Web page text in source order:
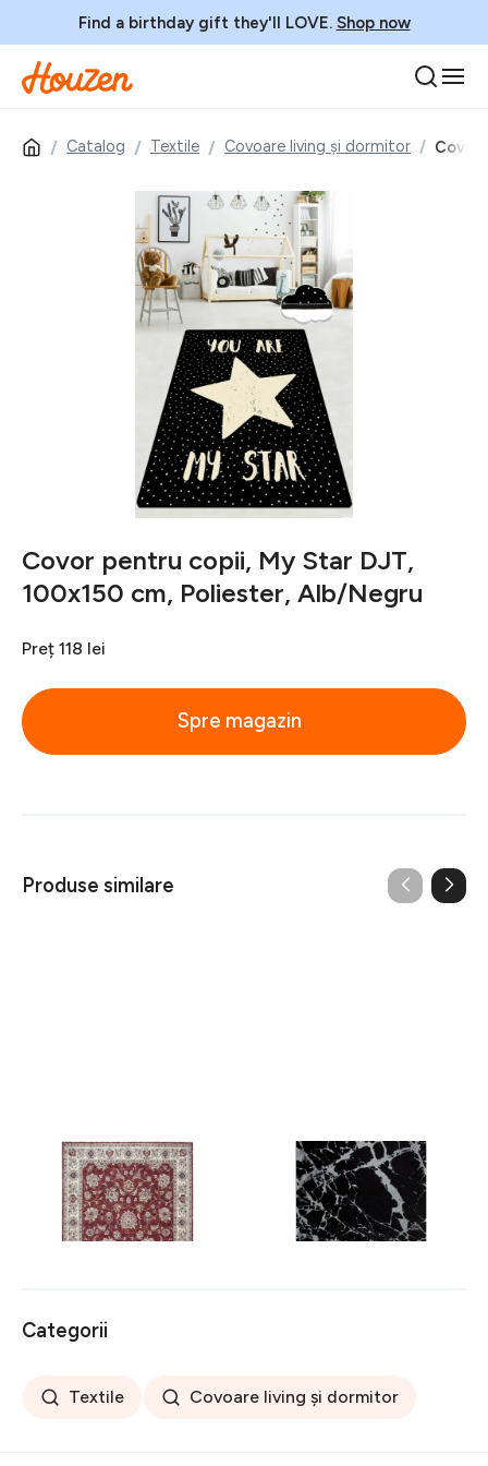
Find a birthday gift they'll LOVE. Shop now
Catalog Textile Covoare living și dormitor
Covor pentru copii, My Star DJT,
100x150 cm, Poliester, Alb/Negru
Preț 118 lei
Spre magazin
Produse similare
Covor rezistent Eko, ALT
05 - Red, Ivory, 100%
poliester, 80 x 150 cm
256 lei
Covor rezistent SM 21 -
Black, Silver XW, 80x300
441 lei
Categorii
Textile Covoare living și dormitor